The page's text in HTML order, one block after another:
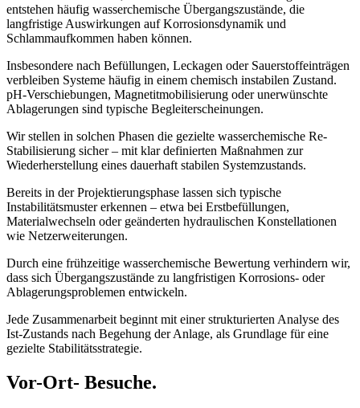
entstehen häufig wasserchemische Übergangszustände, die
langfristige Auswirkungen auf Korrosionsdynamik und
Schlammaufkommen haben können.
Insbesondere nach Befüllungen, Leckagen oder Sauerstoffeinträgen
verbleiben Systeme häufig in einem chemisch instabilen Zustand.
pH-Verschiebungen, Magnetitmobilisierung oder unerwünschte
Ablagerungen sind typische Begleiterscheinungen.
Wir stellen in solchen Phasen die gezielte wasserchemische Re-
Stabilisierung sicher – mit klar definierten Maßnahmen zur
Wiederherstellung eines dauerhaft stabilen Systemzustands.
Bereits in der Projektierungsphase lassen sich typische
Instabilitätsmuster erkennen – etwa bei Erstbefüllungen,
Materialwechseln oder geänderten hydraulischen Konstellationen
wie Netzerweiterungen.
Durch eine frühzeitige wasserchemische Bewertung verhindern wir,
dass sich Übergangszustände zu langfristigen Korrosions- oder
Ablagerungsproblemen entwickeln.
Jede Zusammenarbeit beginnt mit einer strukturierten Analyse des
Ist-Zustands nach Begehung der Anlage, als Grundlage für eine
gezielte Stabilitätsstrategie.
Vor-Ort- Besuche.